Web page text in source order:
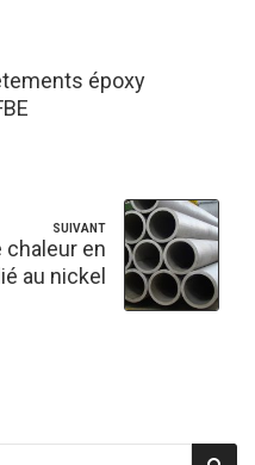
époxy
SUIVANT
chaleur en
au nickel